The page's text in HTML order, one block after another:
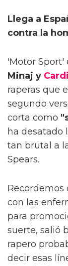
Llega a
contra la
'Motor Sport'
Minaj y
raperas que
segundo
corta como
ha desatado
tan brutal a
Spears.
Recordemos
con las
para
suerte, salió
rapero
decir esas